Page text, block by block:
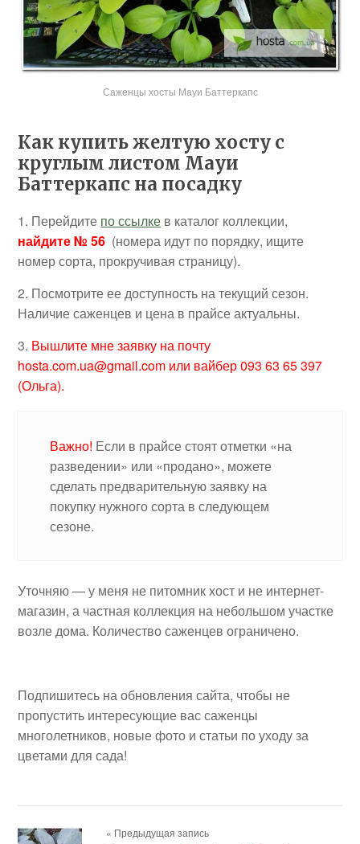
Саженцы хосты Мауи Баттеркапс
Как купить желтую хосту с
круглым листом Мауи
Баттеркапс на посадку
1. Перейдите по ссылке в каталог коллекции,
найдите № 56 (номера идут по порядку, ищите
номер сорта, прокручивая страницу).
2. Посмотрите ее доступность на текущий сезон.
Наличие саженцев и цена в прайсе актуальны.
3. Вышлите мне заявку на почту
hosta.com.ua@gmail.com или вайбер 093 63 65 397
(Ольга).
Важно! Если в прайсе стоят отметки «на
разведении» или «продано», можете
сделать предварительную заявку на
покупку нужного сорта в следующем
сезоне.
Уточняю — у меня не питомник хост и не интернет-
магазин, а частная коллекция на небольшом участке
возле дома. Количество саженцев ограничено.
Подпишитесь на обновления сайта, чтобы не
пропустить интересующие вас саженцы
многолетников, новые фото и статьи по уходу за
цветами для сада!
« Предыдущая запись